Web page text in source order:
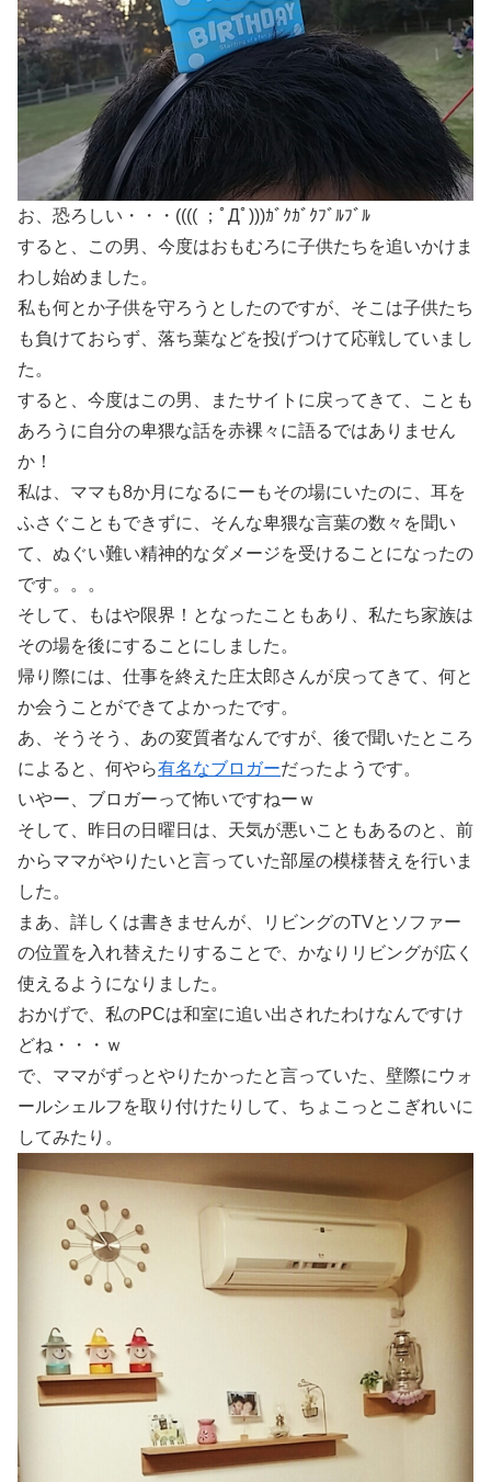
お、恐ろしい・・・(((( ；ﾟДﾟ)))ｶﾞｸｶﾞｸﾌﾞﾙﾌﾞﾙ
すると、この男、今度はおもむろに子供たちを追いかけま
わし始めました。
私も何とか子供を守ろうとしたのですが、そこは子供たち
も負けておらず、落ち葉などを投げつけて応戦していまし
た。
すると、今度はこの男、またサイトに戻ってきて、ことも
あろうに自分の卑猥な話を赤裸々に語るではありません
か！
私は、ママも8か月になるにーもその場にいたのに、耳を
ふさぐこともできずに、そんな卑猥な言葉の数々を聞い
て、ぬぐい難い精神的なダメージを受けることになったの
です。。。
そして、もはや限界！となったこともあり、私たち家族は
その場を後にすることにしました。
帰り際には、仕事を終えた庄太郎さんが戻ってきて、何と
か会うことができてよかったです。
あ、そうそう、あの変質者なんですが、後で聞いたところ
によると、何やら有名なブロガーだったようです。
いやー、ブロガーって怖いですねーｗ
そして、昨日の日曜日は、天気が悪いこともあるのと、前
からママがやりたいと言っていた部屋の模様替えを行いま
した。
まあ、詳しくは書きませんが、リビングのTVとソファー
の位置を入れ替えたりすることで、かなりリビングが広く
使えるようになりました。
おかげで、私のPCは和室に追い出されたわけなんですけ
どね・・・ｗ
で、ママがずっとやりたかったと言っていた、壁際にウォ
ールシェルフを取り付けたりして、ちょこっとこぎれいに
してみたり。